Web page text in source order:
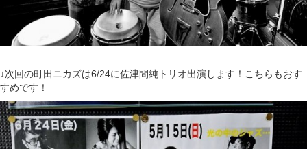
↓次回の町田ニカズは6/24に佐津間純トリオ出演します！こちらもおす
すめです！